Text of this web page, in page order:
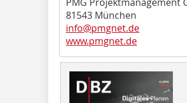
81543 München
info@pmgnet.de
www.pmgnet.de